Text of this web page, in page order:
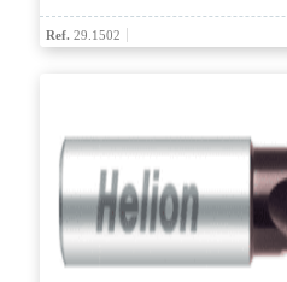
Ref. 29.1502